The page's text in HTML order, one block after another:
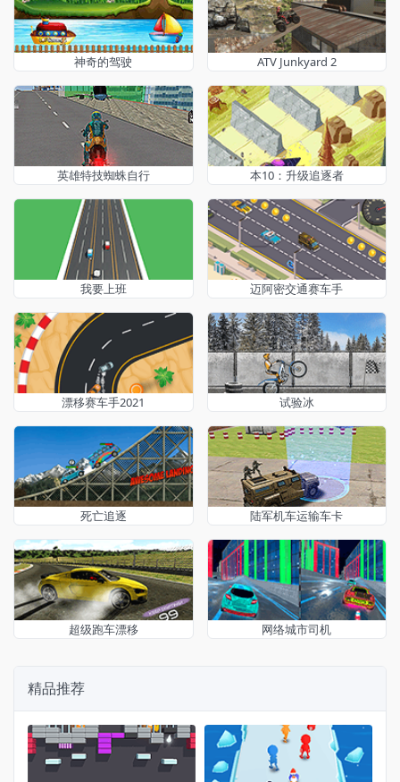
神奇的驾驶 ATV Junkyard 2
英雄特技蜘蛛自行 本10：升级追逐者
我要上班 迈阿密交通赛车手
漂移赛车手2021 试验冰
死亡追逐 陆军机车运输车卡
超级跑车漂移 网络城市司机
精品推荐